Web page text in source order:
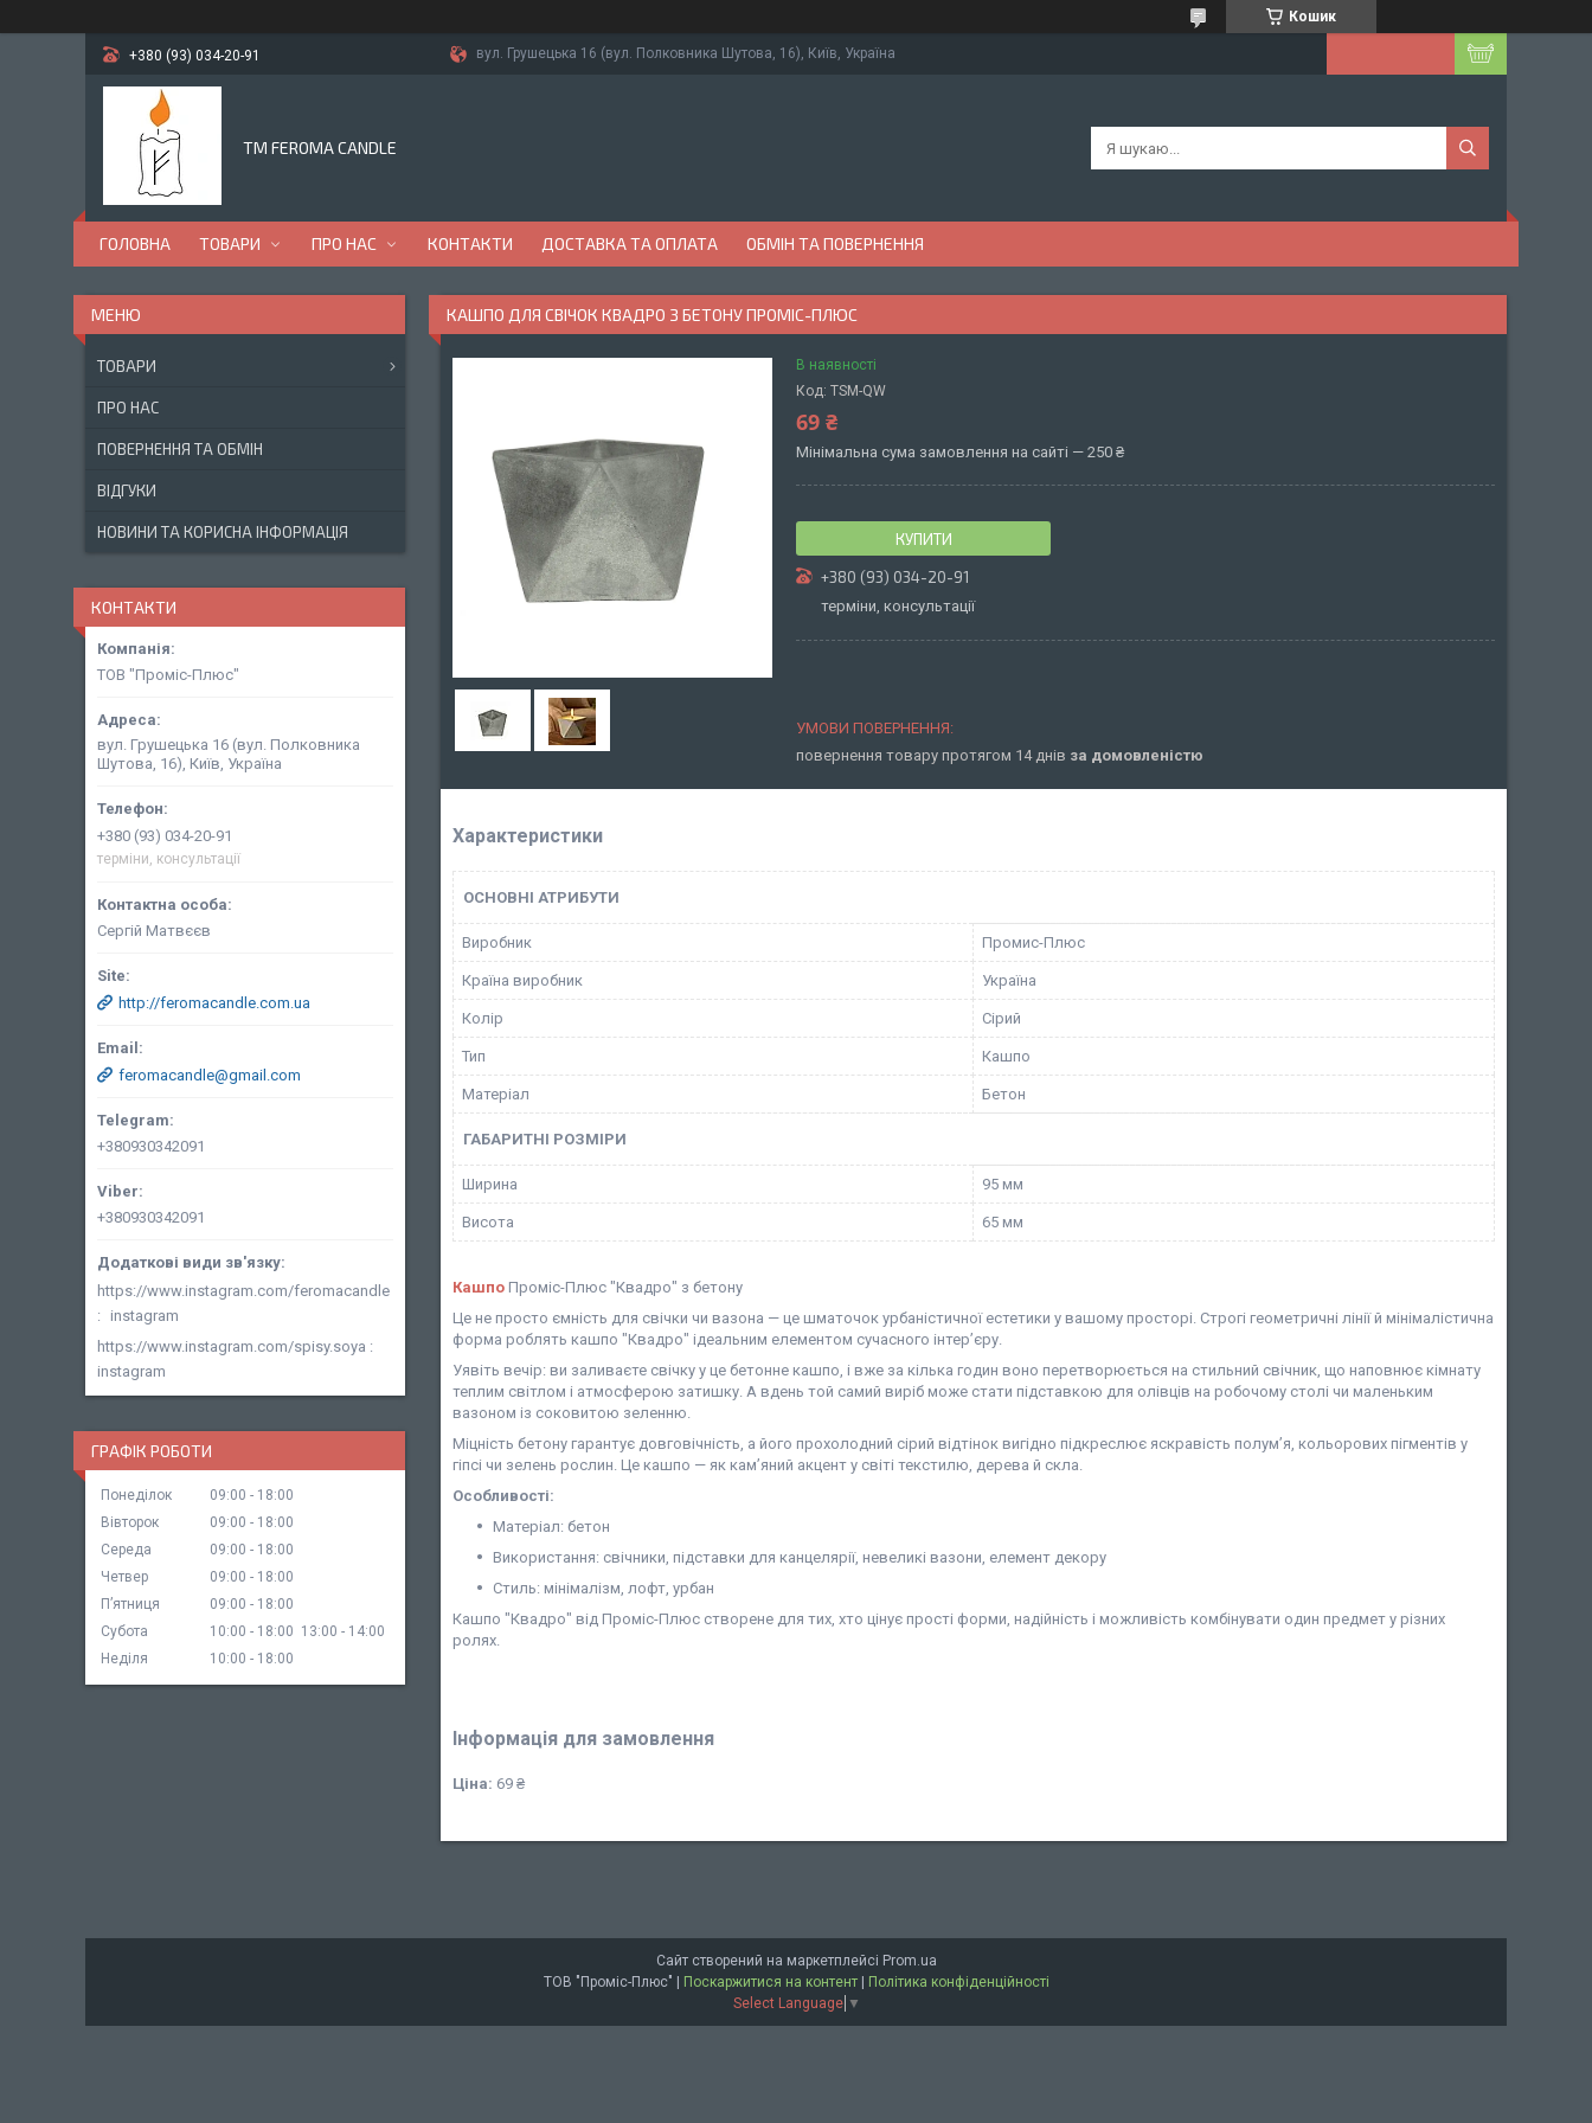
Кошик
+380 (93) 034-20-91 вул. Грушецька 16 (вул. Полковника Шутова, 16), Київ, Україна
TM FEROMA CANDLE
ГОЛОВНА ТОВАРИ ПРО НАС КОНТАКТИ ДОСТАВКА ТА ОПЛАТА ОБМІН ТА ПОВЕРНЕННЯ
КАШПО ДЛЯ СВІЧОК КВАДРО З БЕТОНУ ПРОМІС-ПЛЮС
В наявності
Код: TSM-QW
69 ₴
Мінімальна сума замовлення на сайті — 250 ₴
КУПИТИ
+380 (93) 034-20-91
терміни, консультації
повернення товару протягом 14 днів за домовленістю
Характеристики
ОСНОВНІ АТРИБУТИ
Виробник Промис-Плюс
Країна виробник Україна
Колір Сірий
Тип Кашпо
Матеріал Бетон
ГАБАРИТНІ РОЗМІРИ
Ширина 95 мм
Висота 65 мм
Кашпо Проміс-Плюс "Квадро" з бетону
Це не просто ємність для свічки чи вазона — це шматочок урбаністичної естетики у вашому просторі. Строгі геометричні лінії й мінімалістична
форма роблять кашпо "Квадро" ідеальним елементом сучасного інтер’єру.
Уявіть вечір: ви заливаєте свічку у це бетонне кашпо, і вже за кілька годин воно перетворюється на стильний свічник, що наповнює кімнату
теплим світлом і атмосферою затишку. А вдень той самий виріб може стати підставкою для олівців на робочому столі чи маленьким
вазоном із соковитою зеленню.
Міцність бетону гарантує довговічність, а його прохолодний сірий відтінок вигідно підкреслює яскравість полум’я, кольорових пігментів у
гіпсі чи зелень рослин. Це кашпо — як кам’яний акцент у світі текстилю, дерева й скла.
Особливості:
Матеріал: бетон
Використання: свічники, підставки для канцелярії, невеликі вазони, елемент декору
Стиль: мінімалізм, лофт, урбан
Кашпо "Квадро" від Проміс-Плюс створене для тих, хто цінує прості форми, надійність і можливість комбінувати один предмет у різних
ролях.
Інформація для замовлення
Ціна: 69 ₴
ТОВАРИ
ПРО НАС
ПОВЕРНЕННЯ ТА ОБМІН
ВІДГУКИ
НОВИНИ ТА КОРИСНА ІНФОРМАЦІЯ
КОНТАКТИ
ТОВ "Проміс-Плюс"
вул. Грушецька 16 (вул. Полковника
Шутова, 16), Київ, Україна
+380 (93) 034-20-91
терміни, консультації
Сергій Матвєєв
http://feromacandle.com.ua
feromacandle@gmail.com
+380930342091
+380930342091
https://www.instagram.com/feromacandle
instagram
https://www.instagram.com/spisy.soya
instagram
ГРАФІК РОБОТИ
Понеділок 09:00
18:00
Вівторок
09:00
18:00
Середа
09:00
18:00
Четвер
09:00
18:00
Пʼятниця
09:00
18:00
Субота
10:00 18:00 13:00
14:00
Неділя
10:00 18:00
Сайт створений на маркетплейсі Prom.ua
ТОВ "Проміс-Плюс" | Поскаржитися на контент | Політика конфіденційності
Select Language ▼